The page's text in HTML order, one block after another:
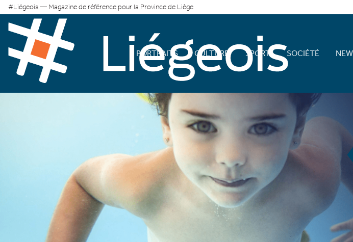
#Liégeois — Magazine de référence pour la Province de Liège
PORTRAITS CULTURE SPORT SOCIÉTÉ